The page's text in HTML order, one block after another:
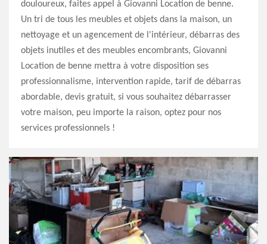
douloureux, faites appel à Giovanni Location de benne.
Un tri de tous les meubles et objets dans la maison, un
nettoyage et un agencement de l'intérieur, débarras des
objets inutiles et des meubles encombrants, Giovanni
Location de benne mettra à votre disposition ses
professionnalisme, intervention rapide, tarif de débarras
abordable, devis gratuit, si vous souhaitez débarrasser
votre maison, peu importe la raison, optez pour nos
services professionnels !